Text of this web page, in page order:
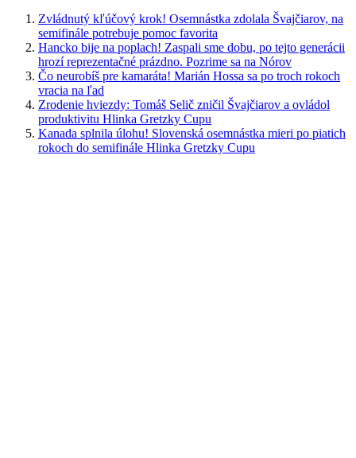
Zvládnutý kľúčový krok! Osemnástka zdolala Švajčiarov, na
semifinále potrebuje pomoc favorita
Hancko bije na poplach! Zaspali sme dobu, po tejto generácii
hrozí reprezentačné prázdno. Pozrime sa na Nórov
Čo neurobíš pre kamaráta! Marián Hossa sa po troch rokoch
vracia na ľad
Zrodenie hviezdy: Tomáš Selič zničil Švajčiarov a ovládol
produktivitu Hlinka Gretzky Cupu
Kanada splnila úlohu! Slovenská osemnástka mieri po piatich
rokoch do semifinále Hlinka Gretzky Cupu